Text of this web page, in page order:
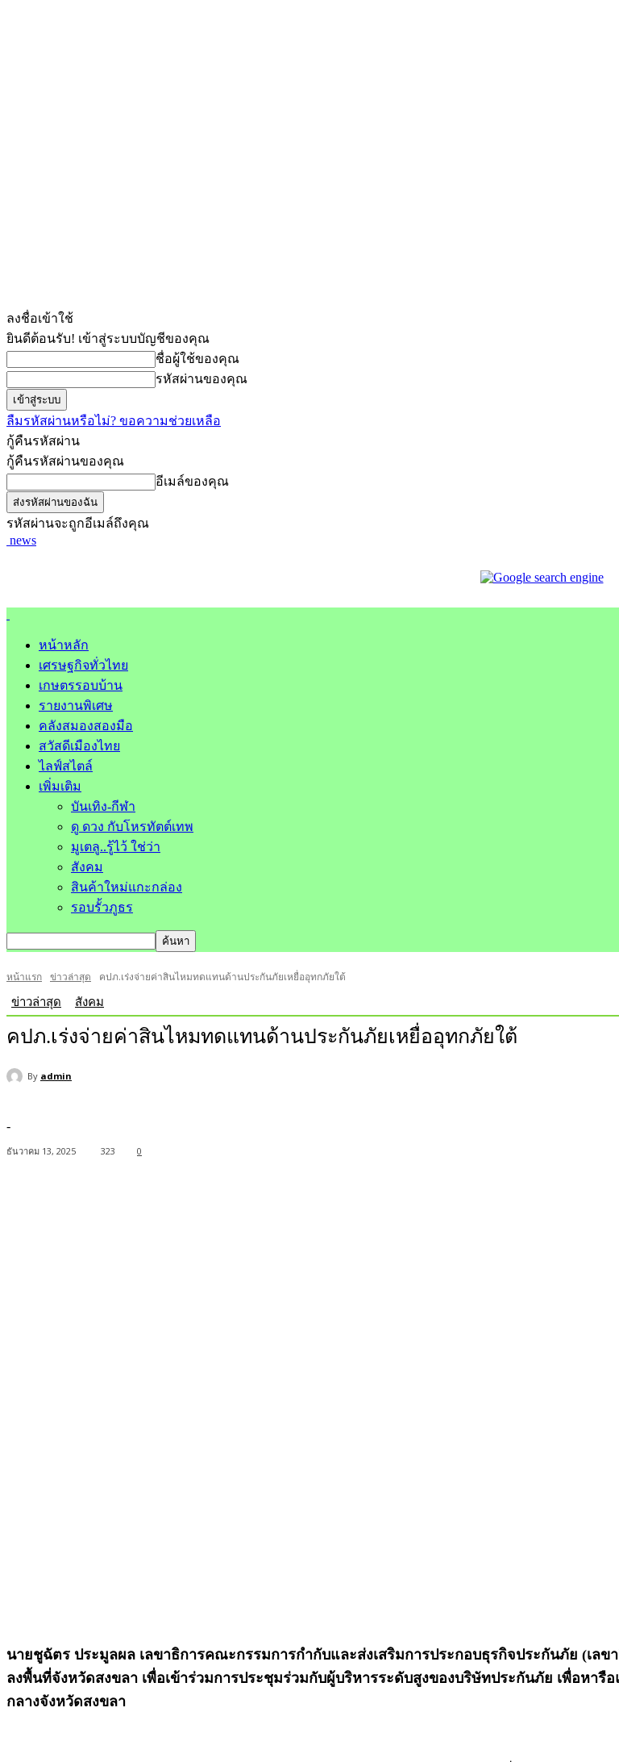
ลงชื่อเข้าใช้
ยินดีต้อนรับ! เข้าสู่ระบบบัญชีของคุณ
ชื่อผู้ใช้ของคุณ
รหัสผ่านของคุณ
ลืมรหัสผ่านหรือไม่? ขอความช่วยเหลือ
กู้คืนรหัสผ่าน
กู้คืนรหัสผ่านของคุณ
อีเมล์ของคุณ
รหัสผ่านจะถูกอีเมล์ถึงคุณ
news
หน้าหลัก
เศรษฐกิจทั่วไทย
เกษตรรอบบ้าน
รายงานพิเศษ
คลังสมองสองมือ
สวัสดีเมืองไทย
ไลฟ์สไตล์
เพิ่มเติม
บันเทิง-กีฬา
ดู ดวง กับโหรทัตต์เทพ
มูเตลู..รู้ไว้ ใช่ว่า
สังคม
สินค้าใหม่แกะกล่อง
รอบรั้วภูธร
หน้าแรก ข่าวล่าสุด คปภ.เร่งจ่ายค่าสินไหมทดแทนด้านประกันภัยเหยื่ออุทกภัยใต้
ข่าวล่าสุด สังคม
คปภ.เร่งจ่ายค่าสินไหมทดแทนด้านประกันภัยเหยื่ออุทกภัยใต้
By admin
-
ธันวาคม 13, 2025 323 0
นายชูฉัตร ประมูลผล เลขาธิการคณะกรรมการกำกับและส่งเสริมการประกอบธุรกิจประกันภัย (เ
ลงพื้นที่จังหวัดสงขลา เพื่อเข้าร่วมการประชุมร่วมกับผู้บริหารระดับสูงของบริษัทประกันภัย เพื่อหา
กลางจังหวัดสงขลา